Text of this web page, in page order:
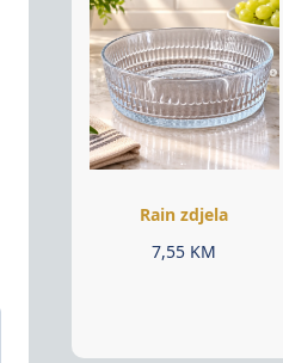
Rain zdjela
7,55 KM